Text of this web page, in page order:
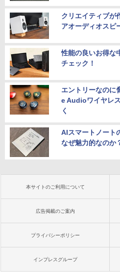
クリエイティブが
アオーディオスピ
性能の良いお得な
チェック！
エントリーなの
e Audioワイヤレ
く
AIスマートノート
なぜ魅力的なのか
本サイトのご利用について
広告掲載のご案内
プライバシーポリシー
インプレスグループ